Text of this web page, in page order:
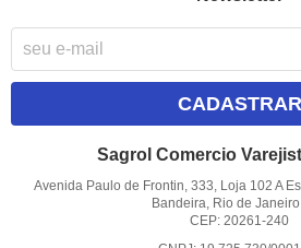
CADASTRAR
Sagrol Comercio
Avenida Paulo de Frontin, 333, Loja 102 A
Bandeira, Rio de Janeiro
CEP: 20261-240